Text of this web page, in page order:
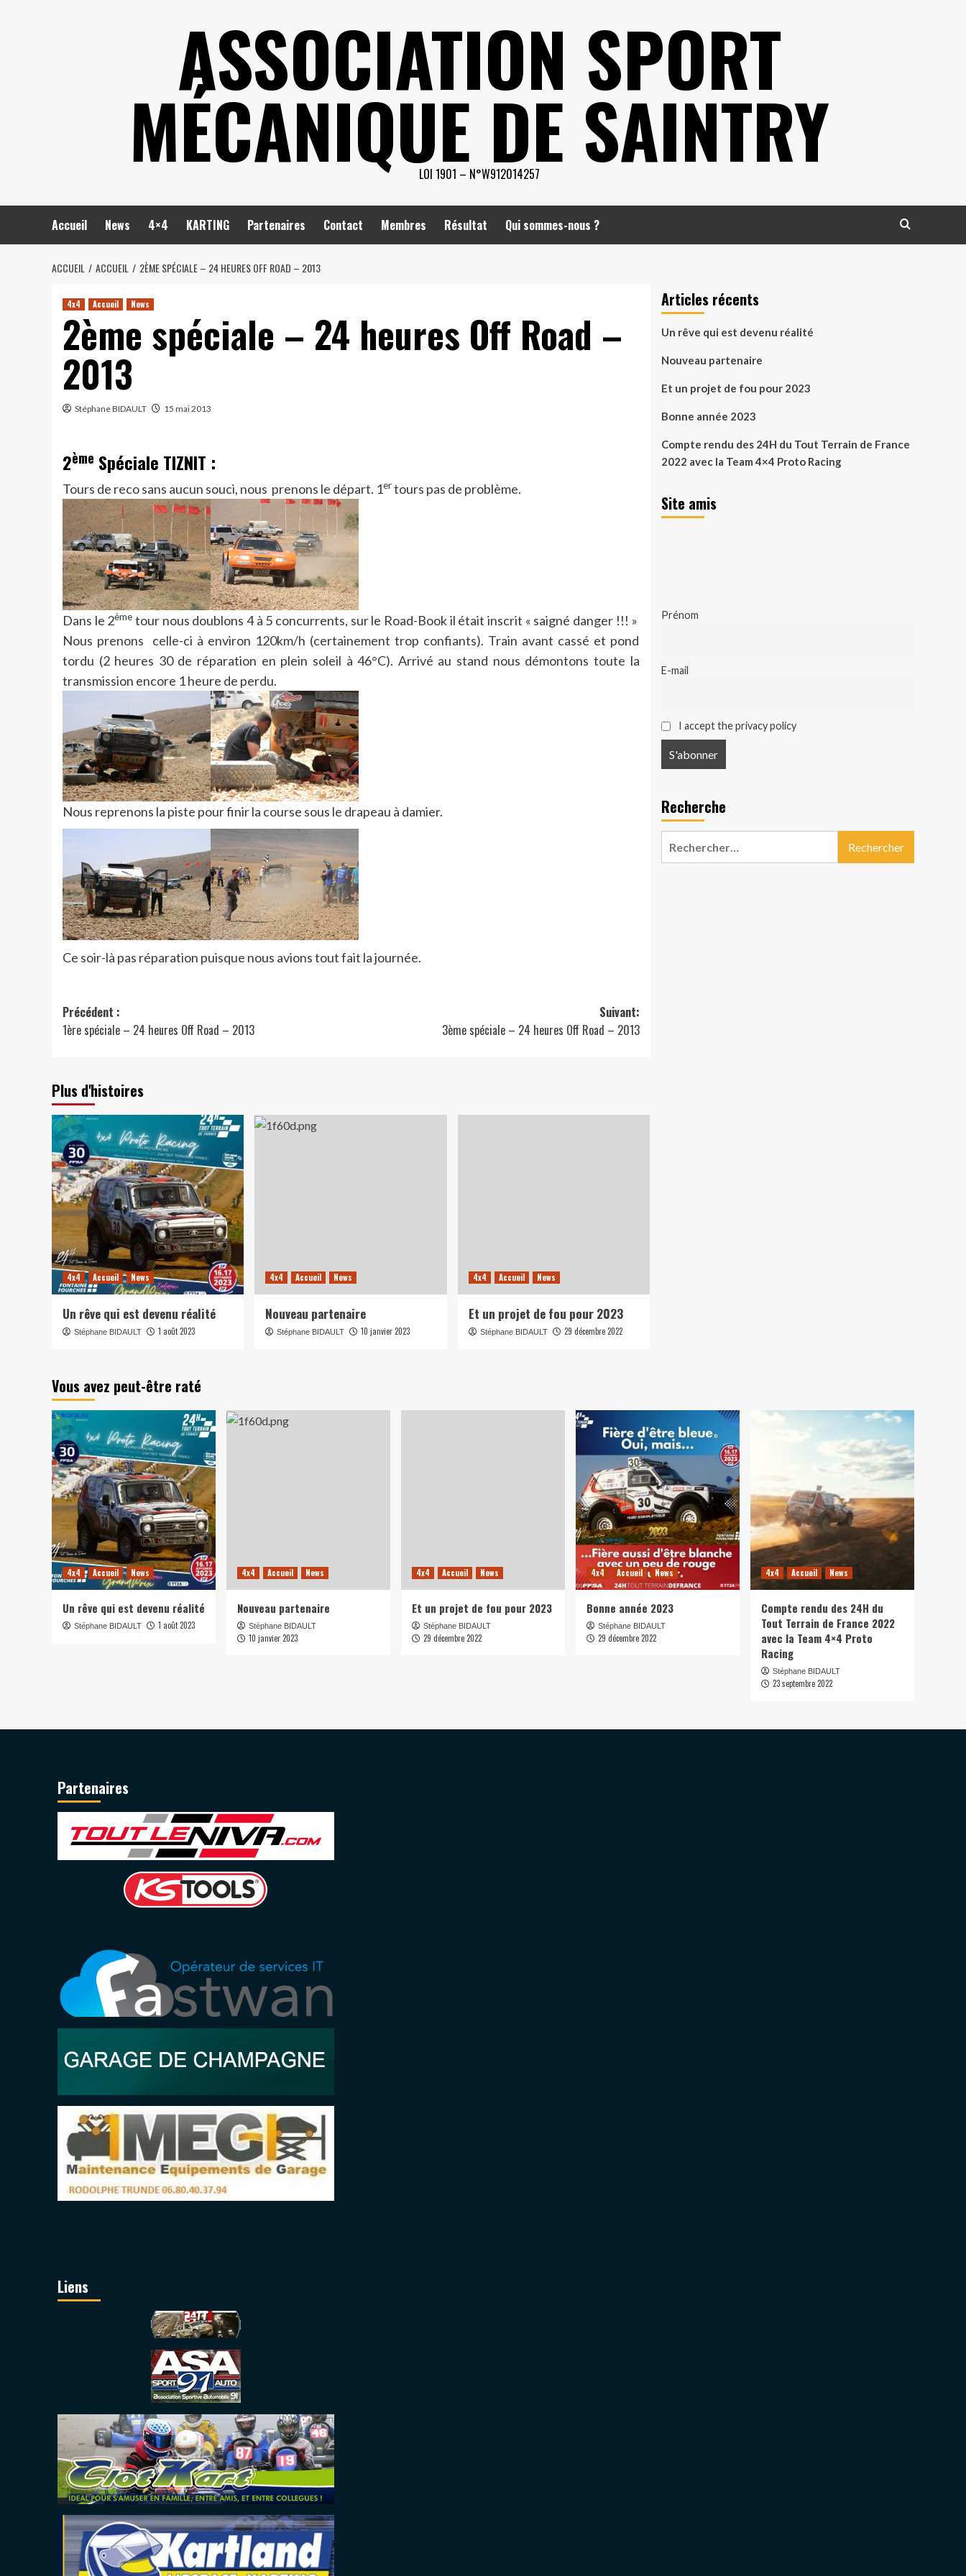
ASSOCIATION SPORT
MÉCANIQUE DE SAINTRY
LOI 1901 – N°W912014257
Accueil News 4×4 KARTING Partenaires Contact Membres Résultat Qui sommes-nous ?
ACCUEIL ACCUEIL 2ÈME SPÉCIALE – 24 HEURES OFF ROAD – 2013
4x4 Accueil News
2ème spéciale – 24 heures Off Road –
2013
Stéphane BIDAULT 15 mai 2013
2ème Spéciale TIZNIT :
Tours de reco sans aucun souci, nous prenons le départ. 1ertours pas de problème.
Dans le 2ème tour nous doublons 4 à 5 concurrents, sur le Road-Book il était inscrit « saigné danger !!! »
Nous prenons celle-ci à environ 120km/h (certainement trop confiants). Train avant cassé et pond
tordu (2 heures 30 de réparation en plein soleil à 46°C). Arrivé au stand nous démontons toute la
transmission encore 1 heure de perdu.
Nous reprenons la piste pour finir la course sous le drapeau à damier.
Ce soir-là pas réparation puisque nous avions tout fait la journée.
Navigation
d’article
Précédent :
1ère spéciale – 24 heures Off Road – 2013
Suivant:
3ème spéciale – 24 heures Off Road – 2013
Plus d'histoires
4x4 Accueil News
Un rêve qui est devenu réalité
Stéphane BIDAULT 1 août 2023
4x4 Accueil News
Nouveau partenaire
Stéphane BIDAULT 10 janvier 2023
4x4 Accueil News
Et un projet de fou pour 2023
Stéphane BIDAULT 29 décembre 2022
Articles récents
Un rêve qui est devenu réalité
Nouveau partenaire
Et un projet de fou pour 2023
Bonne année 2023
Compte rendu des 24H du Tout Terrain de France
2022 avec la Team 4×4 Proto Racing
Site amis
Prénom
E-mail
I accept the privacy policy
Recherche
Vous avez peut-être raté
4x4 Accueil News
Un rêve qui est devenu réalité
Stéphane BIDAULT 1 août 2023
4x4 Accueil News
Nouveau partenaire
Stéphane BIDAULT
10 janvier 2023
4x4 Accueil News
Et un projet de fou pour 2023
Stéphane BIDAULT
29 décembre 2022
4x4 Accueil News
Bonne année 2023
Stéphane BIDAULT
29 décembre 2022
4x4 Accueil News
Compte rendu des 24H du
Tout Terrain de France 2022
avec la Team 4×4 Proto
Racing
Stéphane BIDAULT
23 septembre 2022
Partenaires
Liens